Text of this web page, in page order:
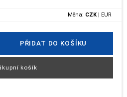
Měna: CZK EUR
PŘIDAT DO KOŠÍKU
košík